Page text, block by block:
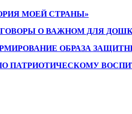
МОЕЙ СТРАНЫ»
О ВАЖНОМ ДЛЯ
ОБРАЗА
ПАТРИОТИЧЕСКОМУ